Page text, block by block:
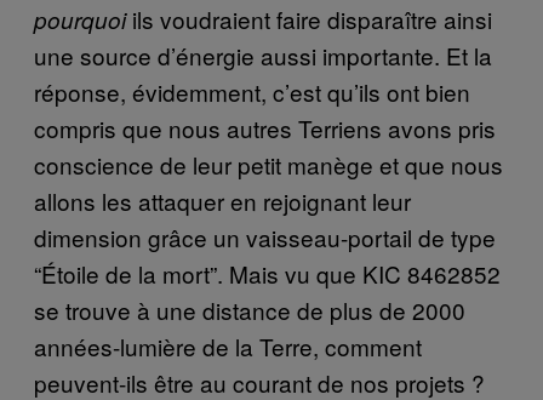
pourquoiils voudraient faire disparaître ainsi
une source d’énergie aussi importante. Et la
réponse, évidemment, c’est qu’ils ont bien
compris que nous autres Terriens avons pris
conscience de leur petit manège et que nous
allons les attaquer en rejoignant leur
dimension grâce un vaisseau-portail de type
“Étoile de la mort”. Mais vu que KIC 8462852
se trouve à une distance de plus de 2000
années-lumière de la Terre, comment
peuvent-ils être au courant de nos projets ?